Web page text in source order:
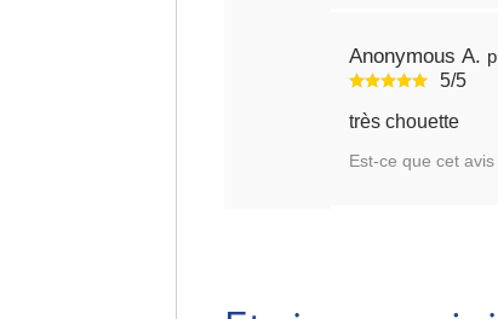
Anonymous A.
5/5
très chouette
Est-ce que cet